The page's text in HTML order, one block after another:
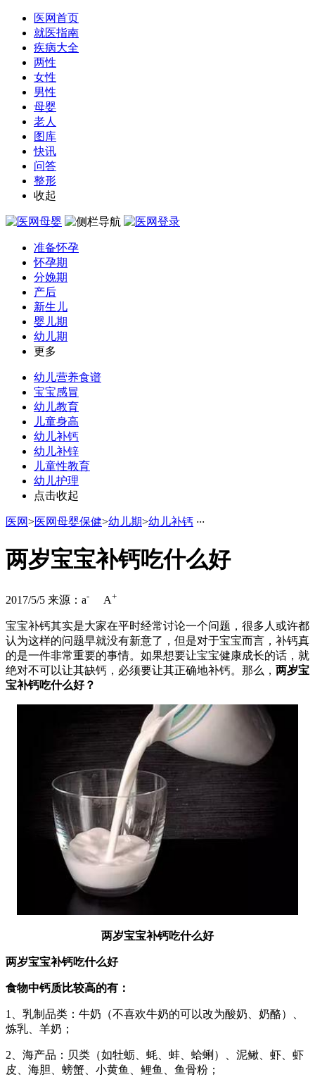
医网首页
就医指南
疾病大全
两性
女性
男性
母婴
老人
图库
快讯
问答
整形
收起
准备怀孕
怀孕期
分娩期
产后
新生儿
婴儿期
幼儿期
更多
幼儿营养食谱
宝宝感冒
幼儿教育
儿童身高
幼儿补钙
幼儿补锌
儿童性教育
幼儿护理
点击收起
医网>医网母婴保健>幼儿期>幼儿补钙 ···
两岁宝宝补钙吃什么好
2017/5/5 来源： a- A+
宝宝补钙其实是大家在平时经常讨论一个问题，很多人或许都
认为这样的问题早就没有新意了，但是对于宝宝而言，补钙真
的是一件非常重要的事情。如果想要让宝宝健康成长的话，就
绝对不可以让其缺钙，必须要让其正确地补钙。那么， 两岁宝
宝补钙吃什么好？
两岁宝宝补钙吃什么好
两岁宝宝补钙吃什么好
食物中钙质比较高的有：
1、乳制品类：牛奶（不喜欢牛奶的可以改为酸奶、奶酪）、
炼乳、羊奶；
2、海产品：贝类（如牡蛎、蚝、蚌、蛤蜊）、泥鳅、虾、虾
皮、海胆、螃蟹、小黄鱼、鲤鱼、鱼骨粉；